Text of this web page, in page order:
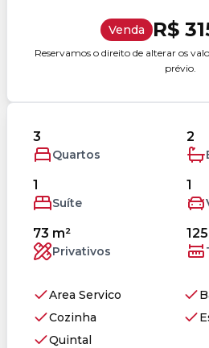
Venda R$
Reservamos o direito de alterar os
prévio.
3
Quartos
2
1
Suíte
1
73 m²
Privativos
Area Servico
Cozinha
Quintal